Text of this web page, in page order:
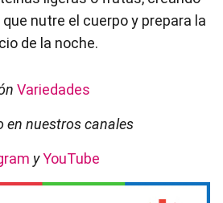
nutre el cuerpo y prepara la
de la noche.
Variedades
en nuestros canales
yYouTube